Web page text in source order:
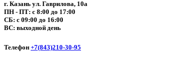
г. Казань ул. Гаврилова, 10а
ПН - ПТ: с 8:00 до 17:00
СБ: с 09:00 до 16:00
ВС: выходной день
Телефон +7(843)210-30-95